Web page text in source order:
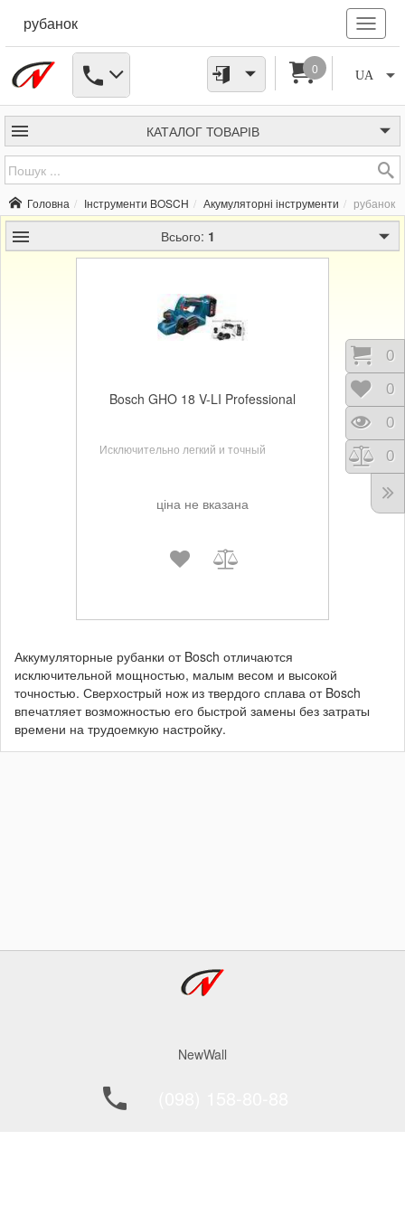
рубанок
UA
0
КАТАЛОГ ТОВАРІВ
Головна Інструменти BOSCH Акумуляторні інструменти рубанок
Всього: 1
Bosch GHO 18 V-LI Professional
Исключительно легкий и точный
ціна не вказана
Аккумуляторные рубанки от Bosch отличаются
исключительной мощностью, малым весом и высокой
точностью. Сверхострый нож из твердого сплава от Bosch
впечатляет возможностью его быстрой замены без затраты
времени на трудоемкую настройку.
NewWall
0
0
0
0